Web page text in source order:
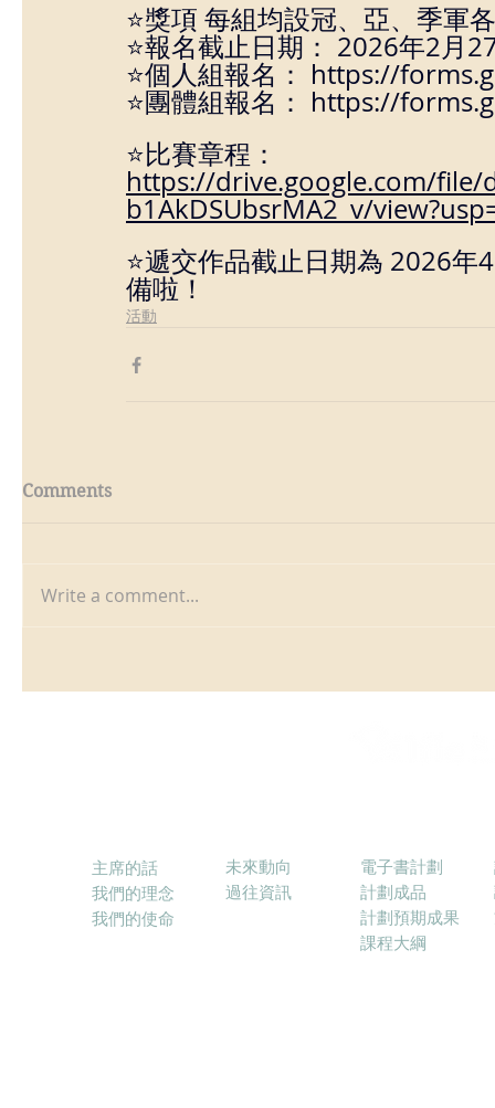
⭐獎項 每組均設冠、亞、季軍
⭐報名截止日期： 2026年2月
⭐個人組報名： https://
⭐團體組報名： https://
⭐比賽章程：
https://drive.google.com/file/
b1AkDSUbsrMA2_v/
⭐遞交作品截止日期為 2026
備啦！
活動
Comments
Write a comment...
主席的話
我們的理念
我們的使命
未來動向
過往資訊
電子書計劃
計劃成品
計劃預期成果
課程大綱